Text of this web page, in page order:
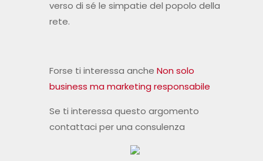
verso di sé le simpatie del popolo della
rete.
Forse ti interessa anche Non solo
business ma marketing responsabile
Se ti interessa questo argomento
contattaci per una consulenza